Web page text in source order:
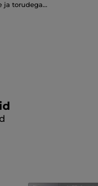
ja torudega